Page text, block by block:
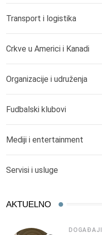
Transport i logistika
Crkve u Americi i Kanadi
Organizacije i udruženja
Fudbalski klubovi
Mediji i entertainment
Servisi i usluge
AKTUELNO
DOGAĐAJI